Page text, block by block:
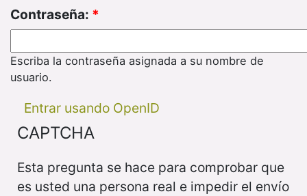
Contraseña: *
Escriba la contraseña asignada a su nombre de
usuario.
Entrar usando OpenID
CAPTCHA
Esta pregunta se hace para comprobar que
es usted una persona real e impedir el envío